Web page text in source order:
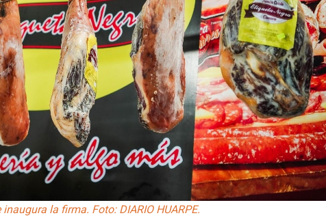
la firma. Foto: DIARIO HUARPE.